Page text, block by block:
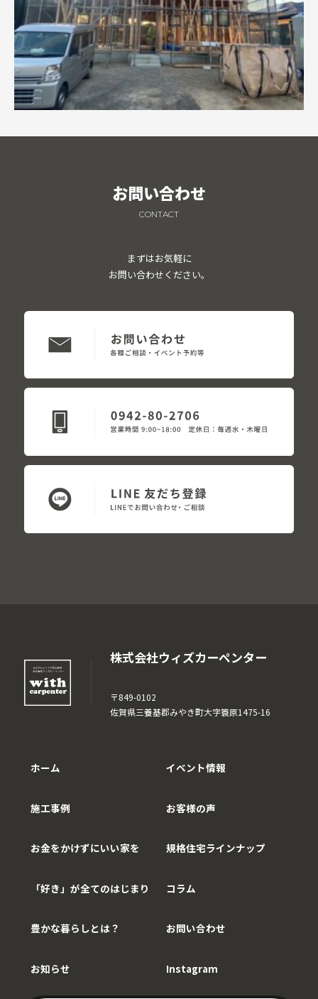
お問い合わせ
CONTACT
まずはお気軽に
お問い合わせください。
株式会社ウィズカーペンター
〒849-0102
佐賀県三養基郡みやき町大字簑原1475-16
ホーム
施工事例
お金をかけずにいい家を
「好き」が全てのはじまり
豊かな暮らしとは？
お知らせ
イベント情報
お客様の声
規格住宅ラインナップ
コラム
お問い合わせ
Instagram